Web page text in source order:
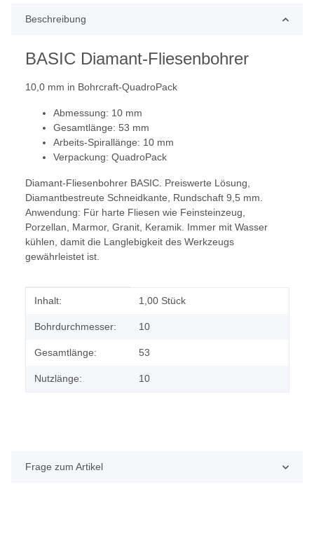
Beschreibung
BASIC Diamant-Fliesenbohrer
10,0 mm in Bohrcraft-QuadroPack
Abmessung: 10 mm
Gesamtlänge: 53 mm
Arbeits-Spirallänge: 10 mm
Verpackung: QuadroPack
Diamant-Fliesenbohrer BASIC. Preiswerte Lösung,
Diamantbestreute Schneidkante, Rundschaft 9,5 mm.
Anwendung: Für harte Fliesen wie Feinsteinzeug,
Porzellan, Marmor, Granit, Keramik. Immer mit Wasser
kühlen, damit die Langlebigkeit des Werkzeugs
gewährleistet ist.
Produkteigenschaft
Wert
Inhalt: 1,00 Stück
Bohrdurchmesser: 10
Gesamtlänge: 53
Nutzlänge: 10
Frage zum Artikel